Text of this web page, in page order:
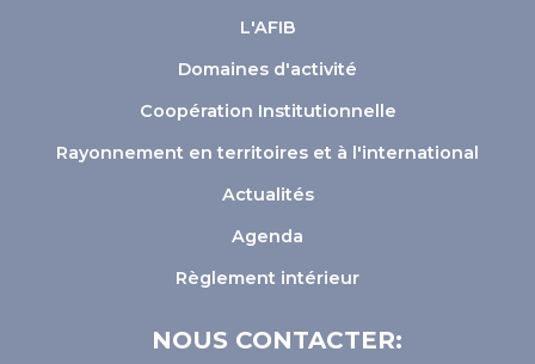
L'AFIB
Domaines d'activité
Coopération Institutionnelle
Rayonnement en territoires et à l'international
Actualités
Agenda
Règlement intérieur
NOUS CONTACTER: